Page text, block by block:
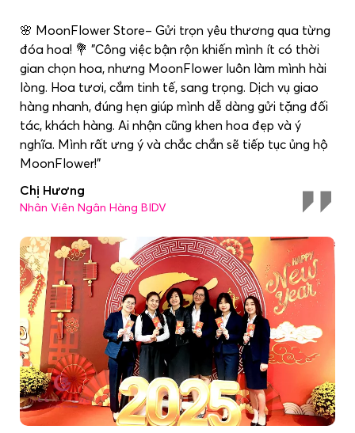
🌸 MoonFlower Store– Gửi trọn yêu thương qua từng
đóa hoa! 💐 "Công việc bận rộn khiến mình ít có thời
gian chọn hoa, nhưng MoonFlower luôn làm mình hài
lòng. Hoa tươi, cắm tinh tế, sang trọng. Dịch vụ giao
hàng nhanh, đúng hẹn giúp mình dễ dàng gửi tặng đối
tác, khách hàng. Ai nhận cũng khen hoa đẹp và ý
nghĩa. Mình rất ưng ý và chắc chắn sẽ tiếp tục ủng hộ
MoonFlower!"
Chị Hương
Nhân Viên Ngân Hàng BIDV